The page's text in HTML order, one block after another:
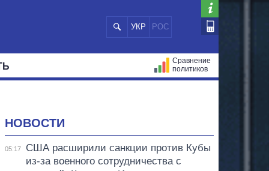
УКР РОС
Сравнение
политиков
НОВОСТИ
05:17
США расширили санкции против Кубы
из-за военного сотрудничества с